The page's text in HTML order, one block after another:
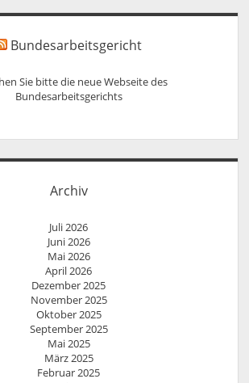
Bundesarbeitsgericht
Sie bitte die neue Webseite des
Bundesarbeitsgerichts
Archiv
Juli 2026
Juni 2026
Mai 2026
April 2026
Dezember 2025
November 2025
Oktober 2025
September 2025
Mai 2025
März 2025
Februar 2025